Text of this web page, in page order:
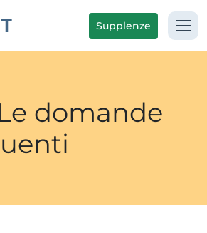
Supplenze
domande